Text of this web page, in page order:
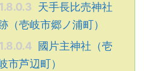
1.8.0.3 天手長比売神社
（壱岐市郷ノ浦町）
1.8.0.4
國片主神社（壱
市芦辺町）